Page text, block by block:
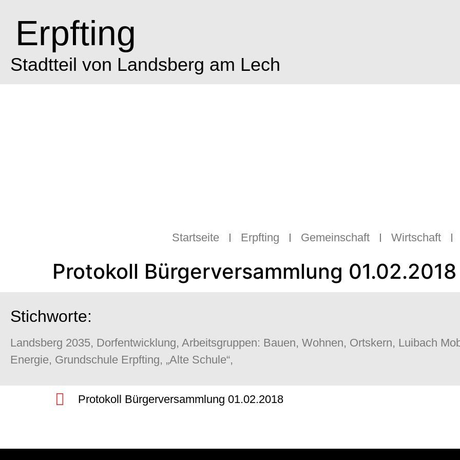
Erpfting
Stadtteil von Landsberg am Lech
Startseite Erpfting Gemeinschaft Wirtschaft
Protokoll Bürgerversammlung 01.02.2018
Stichworte:
Landsberg 2035, Dorfentwicklung, Arbeitsgruppen: Bauen, Wohnen, Ortskern, Luibach
Energie, Grundschule Erpfting, „Alte Schule“,
Protokoll Bürgerversammlung 01.02.2018